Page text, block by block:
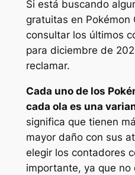
Si está buscando
gratuitas en Pokémon
consultar los últimos
para diciembre de
reclamar.
Cada uno de los
cada ola es una
significa que tienen
mayor daño con sus
elegir los contadores
importante, ya que no